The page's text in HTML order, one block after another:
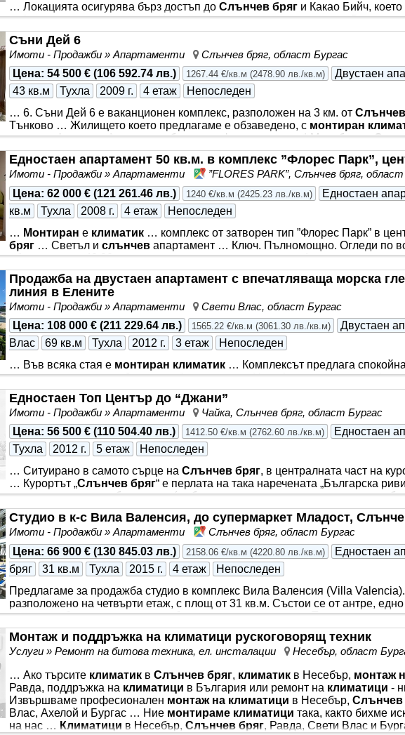
… Локацията осигурява бърз достъп до Слънчев бряг и Какао Бийч,
избор както за постоянно … Изградени трасета заклиматици…
станции за електромобили към гаражите … Агенцията е официален и
инвеститора по силата на сключен договор за посредничество, което
информация, коректни условия и покупка без допълнително оскъпяване за
апартаменти в нова модерна жилищна сграда без такса поддръжка,
гр. Несебър - един от най-бързо развиващите се райони по Южното
Съни Дей 6
Имоти - Продажби » Апартаменти
Слънчев бряг, област Бургас
Цена: 54 500 € (106 592.74 лв.) 1267.44 €/кв.м (2478.90 лв./кв.м)
Двустаен
43 кв.м
Тухла 2009 г. 4 етаж
Непоследен
… 6. Съни Дей 6 е ваканционен комплекс, разположен на 3 км. от
Тънково … Жилището което предлагаме е обзаведено, с монтиран
мини голф игрища * напълно оборудван фитнес център * Минибус до
комплекса … Предлагаме двустаен апартамент със запазено
На територията на комплекса има шест басейна, няколко спортни
детски площадки, мини голф игрища. Комплекса е отлично озеленен и
почивка. Подходящ е за постоянно живеене. Обслужващата компания
Едностаен апартамент 50 кв.м. в комплекс ”Флорес Парк”,
Имоти - Продажби » Апартаменти
”FLORES PARK”, Слънчев бряг,
Цена: 62 000 € (121 261.46 лв.) 1240 €/кв.м (2425.23 лв./кв.м) Едностаен
кв.м
Тухла 2008 г. 4 етаж
Непоследен
… Монтиран е климатик … комплекс от затворен тип ”Флорес Парк” в
бряг … Светъл и слънчев апартамент … Ключ. Пълномощно. Огледи по
обща площ от 49,90 кв.м., разположен на четвърти етаж (целогодишен
просторна всекидневна с отделена кухненска част и кът за спане, баня.
включени в цената. Има акт 16. Годишната такса поддръжка е 14,20 евро
сме инвеститори и управляваща компания на комплекса. За комплекса: -
охрана; - паркинг; - басейн
Продажба на двустаен апартамент с впечатляваща морска
линия в Елените
Имоти - Продажби » Апартаменти
Свети Влас, област Бургас
Цена: 108 000 € (211 229.64 лв.) 1565.22 €/кв.м (3061.30 лв./кв.м)
Двустаен
Влас
69 кв.м Тухла 2012 г. 3 етаж
Непоследен
… Във всяка стая е монтиран климатик … Комплексът предлага
гледки към залива наСлънчев бряги стария Несебър и е отличен избор
и … Messambria Fort Beach е разположен непосредствено до морскиябряг
близост до гора … Предлагаме за продажба двустаен апартамент с
комплекс Messambria Fort Beach, разположен на първа линия море в
площ 65 кв.м и се намира на 3-ти етаж. Разпределението включва входно
дневна с кухненски бокс, спалня, баня с тоалетна, гардеробна/складово
Едностаен Топ Център до “Джани”
Имоти - Продажби » Апартаменти
Чайка, Слънчев бряг, област Бургас
Цена: 56 500 € (110 504.40 лв.) 1412.50 €/кв.м (2762.60 лв./кв.м) Едностаен
Тухла
2012 г. 5 етаж
Непоследен
… Ситуирано в самото сърце на Слънчев бряг, в централната част на
… Курортът „Слънчев бряг“ е перлата на така наречената „Българска
подови настилки и обзаведено (мебели, пералня,климатик, хладилник,
западно изложение … Балконът е достатъчно голям за маса и столове,
Просторно, напълно *** . *** . Идеално за инвестиция, даване под наем и
Акт 16. Индивидуални партиди за битов ток и вода. Целогодишно
Студио в к-с Вила Валенсия, до супермаркет Младост,
Имоти - Продажби » Апартаменти
Слънчев бряг, област Бургас
Цена: 66 900 € (130 845.03 лв.) 2158.06 €/кв.м (4220.80 лв./кв.м)
Едностаен
бряг
31 кв.м Тухла 2015 г. 4 етаж
Непоследен
Предлагаме за продажба студио в комплекс Вила Валенсия (Villa
разположено на четвърти етаж, с площ от 31 кв.м. Състои се от антре,
кухненски бокс и зона за отдих, баня с тоалетна и тераса. Предлага се за
мебелировка. Имамонтиран климатик. Комплексът е построен според
качество на строителството по европейски стандарти. Разпределенията на
функционални, с добри пространствени решения. Вила Валенсия е
Монтаж и поддръжка на климатици рускоговорящ техник
Услуги » Ремонт на битова техника, ел. инсталации
Несебър, област
… Ако търсите климатик в Слънчев бряг, климатик в Несебър, монтаж
Равда, поддръжка на климатици в България или ремонт на климатици -
Извършваме професионален монтаж на климатици в Несебър, Слънчев
Влас, Ахелой и Бургас … Ние монтираме климатици така, както бихме
на нас … Климатици в Несебър, Слънчев бряг, Равда, Свети Влас и